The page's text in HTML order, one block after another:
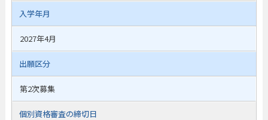
入学年月
2027年4月
出願区分
第2次募集
個別資格審査の締切日